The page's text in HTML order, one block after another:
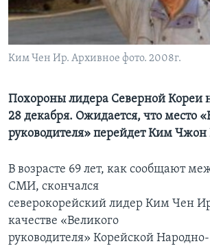
Learning English
СОЦИАЛЬНЫЕ СЕТИ
Языки
Ким Чен Ир. Архивное фото. 2008г.
Похороны лидера Северной Кореи
28 декабря. Ожидается, что место
руководителя» перейдет Ким
В возрасте 69 лет, как сообщают
СМИ, скончался
северокорейский лидер Ким Чен
качестве «Великого
руководителя» Корейской Народно-